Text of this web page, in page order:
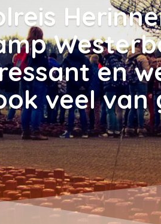
en
veel van